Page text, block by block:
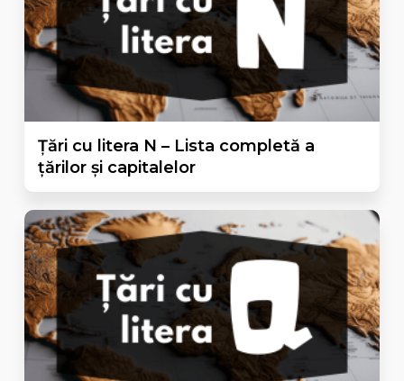
Țări cu litera N – Lista completă a
țărilor și capitalelor